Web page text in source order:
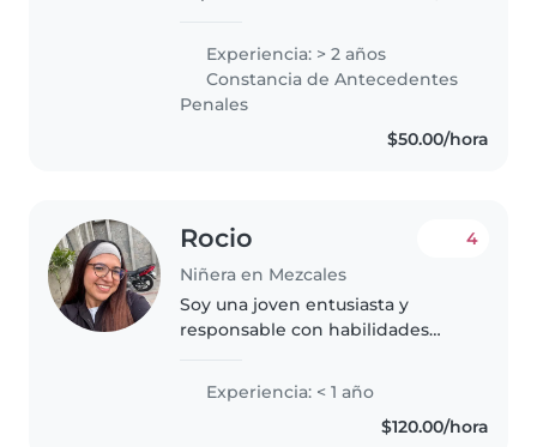
teziutlan, además de que en un
campamento en Estados Unidos
solía..
Experiencia: > 2 años
Constancia de Antecedentes
Penales
$50.00/hora
Rocio
Niñera en Mezcales
4
Soy una joven entusiasta y
responsable con habilidades
Aunque no tengo demasiada
experienia, me encanta pasar
tiempo con bebés y niños en
Experiencia: < 1 año
$120.00/hora